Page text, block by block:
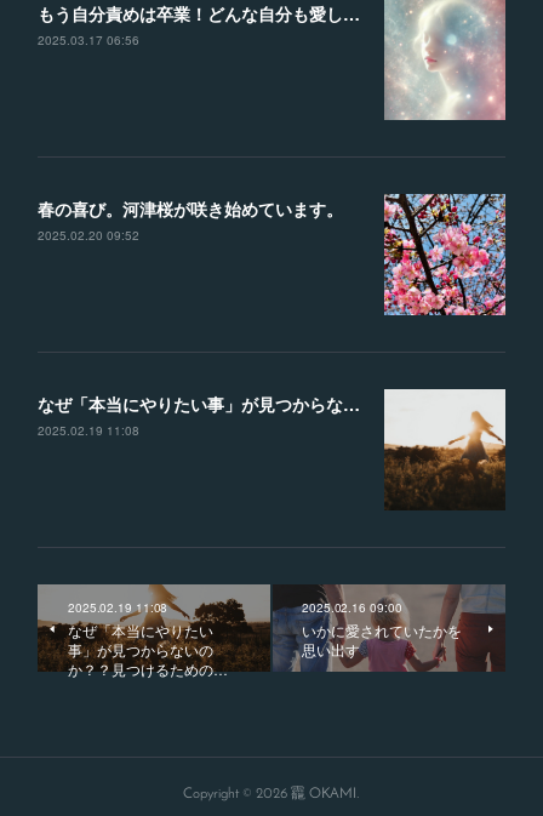
もう自分責めは卒業！どんな自分も愛して、理想の未来を叶える魔法の言葉
2025.03.17 06:56
春の喜び。河津桜が咲き始めています。
2025.02.20 09:52
なぜ「本当にやりたい事」が見つからないのか？？見つけるための４つのヒント
2025.02.19 11:08
2025.02.19 11:08
なぜ「本当にやりたい
事」が見つからないの
か？？見つけるための…
2025.02.16 09:00
いかに愛されていたかを
思い出す
Copyright © 2026 龗 OKAMI .